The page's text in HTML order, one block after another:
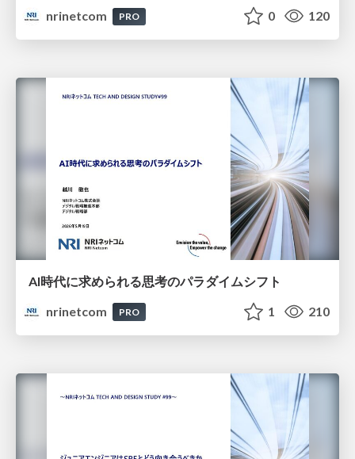
nrinetcom PRO 0 120
AI時代に求められる思考のパラダイムシフト
nrinetcom
PRO 1 210